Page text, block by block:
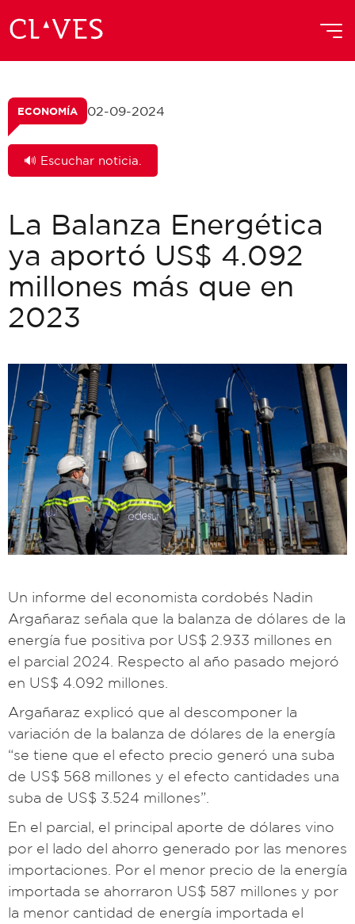
ECONOMÍA 02-09-2024
🔊 Escuchar noticia.
La Balanza Energética
ya aportó US$ 4.092
millones más que en
2023
Un informe del economista cordobés Nadin
Argañaraz señala que la balanza de dólares de la
energía fue positiva por US$ 2.933 millones en
el parcial 2024. Respecto al año pasado mejoró
en US$ 4.092 millones.
Argañaraz explicó que al descomponer la
variación de la balanza de dólares de la energía
“se tiene que el efecto precio generó una suba
de US$ 568 millones y el efecto cantidades una
suba de US$ 3.524 millones”.
En el parcial, el principal aporte de dólares vino
por el lado del ahorro generado por las menores
importaciones. Por el menor precio de la energía
importada se ahorraron US$ 587 millones y por
la menor cantidad de energía importada el